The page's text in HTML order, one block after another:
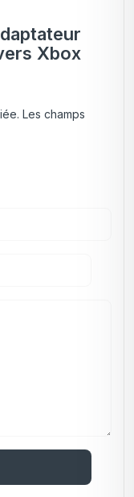
Xbox
Les champs